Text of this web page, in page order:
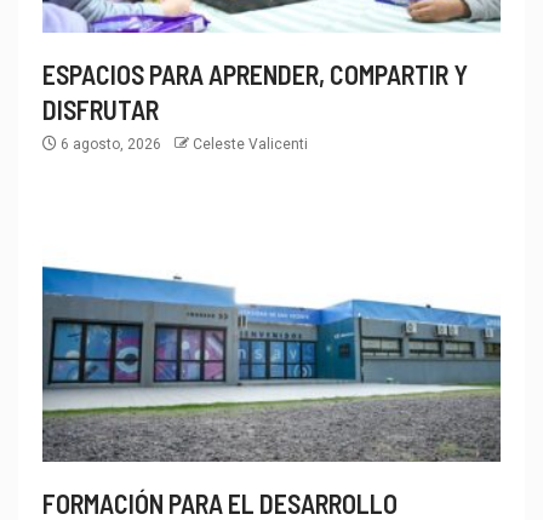
ESPACIOS PARA APRENDER, COMPARTIR Y
DISFRUTAR
6 agosto, 2026 Celeste Valicenti
FORMACIÓN PARA EL DESARROLLO